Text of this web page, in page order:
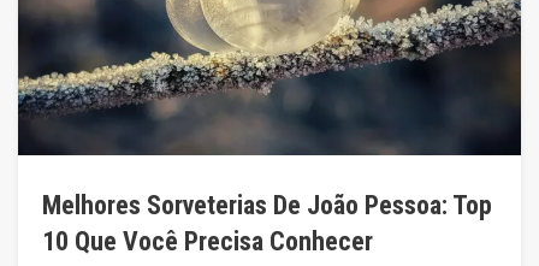
Melhores Sorveterias De João Pessoa: Top
10 Que Você Precisa Conhecer